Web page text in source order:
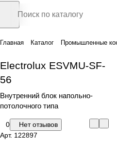
Главная Каталог Промышленные
Electrolux ESVMU-SF-
56
Внутренний блок напольно-
потолочного типа
0
Нет отзывов
Арт. 122897